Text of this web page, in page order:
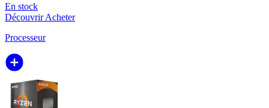
En stock
DécouvrirAcheter
Processeur